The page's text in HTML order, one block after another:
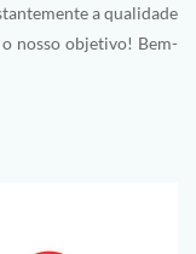
a qualidade
nosso objetivo! Bem-